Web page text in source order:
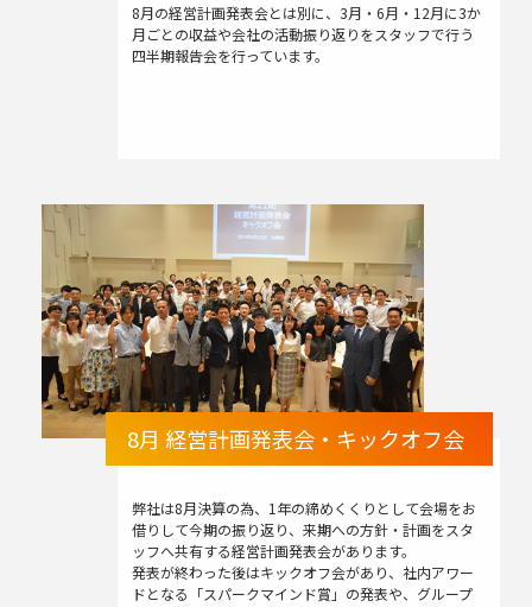
8月の経営計画発表会とは別に、3月・6月・12月に3か
月ごとの収益や会社の活動振り返りをスタッフで行う
四半期報告会を行っています。
8月 経営計画発表会・キックオフ会
弊社は8月決算の為、1年の締めくくりとして会場をお
借りして今期の振り返り、来期への方針・計画をスタ
ッフへ共有する経営計画発表会があります。
発表が終わった後はキックオフ会があり、社内アワー
ドとなる「スパークマインド賞」の発表や、グループ